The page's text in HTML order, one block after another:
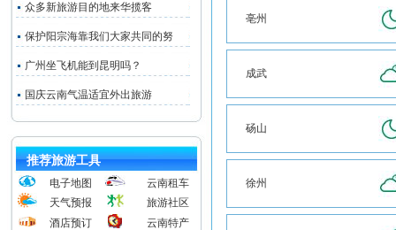
众多新旅游目的地来华揽客
保护阳宗海靠我们大家共同的努
广州坐飞机能到昆明吗？
国庆云南气温适宜外出旅游
推荐旅游工具
电子地图
云南租车
天气预报
旅游社区
酒店预订
云南特产
亳州
成武
砀山
徐州